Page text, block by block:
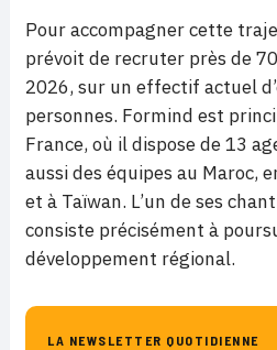
Pour accompagner cette
prévoit de recruter près de
2026, sur un effectif actuel
personnes. Formind est
France, où il dispose de 13
aussi des équipes au Maroc,
et à Taïwan. L’un de ses
consiste précisément à
développement régional.
LA NEWSLETTER QUOTIDIENNE